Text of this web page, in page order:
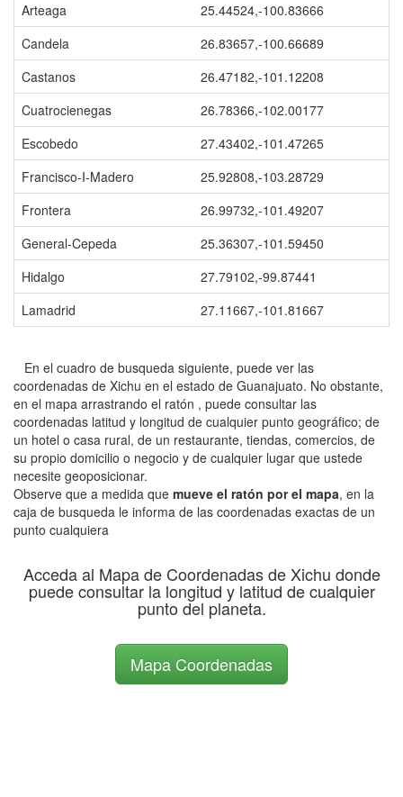
Arteaga
25.44524,-100.83666
Candela
26.83657,-100.66689
Castanos
26.47182,-101.12208
Cuatrocienegas
26.78366,-102.00177
Escobedo
27.43402,-101.47265
Francisco-I-Madero
25.92808,-103.28729
Frontera
26.99732,-101.49207
General-Cepeda
25.36307,-101.59450
Hidalgo
27.79102,-99.87441
Lamadrid
27.11667,-101.81667
En el cuadro de busqueda siguiente, puede ver las
coordenadas de Xichu en el estado de Guanajuato. No obstante,
en el mapa arrastrando el ratón , puede consultar las
coordenadas latitud y longitud de cualquier punto geográfico; de
un hotel o casa rural, de un restaurante, tiendas, comercios, de
su propio domicilio o negocio y de cualquier lugar que ustede
necesite geoposicionar.
Observe que a medida que mueve el ratón por el mapa, en la
caja de busqueda le informa de las coordenadas exactas de un
punto cualquiera
Acceda al Mapa de Coordenadas de Xichu donde
puede consultar la longitud y latitud de cualquier
punto del planeta.
Mapa Coordenadas